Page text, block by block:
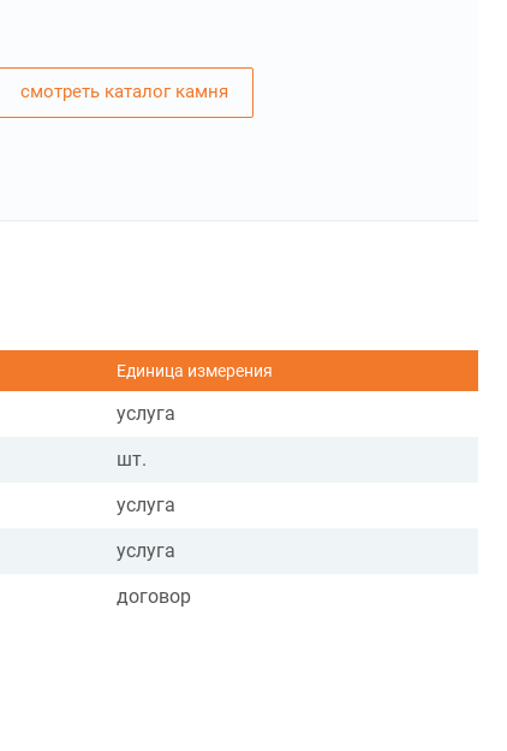
смотреть каталог камня
Единица измерения
услуга
шт.
услуга
услуга
договор